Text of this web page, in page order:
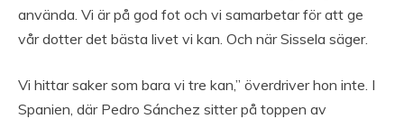
använda. Vi är på god fot och vi samarbetar för att ge
vår dotter det bästa livet vi kan. Och när Sissela säger.
Vi hittar saker som bara vi tre kan,” överdriver hon inte. I
Spanien, där Pedro Sánchez sitter på toppen av